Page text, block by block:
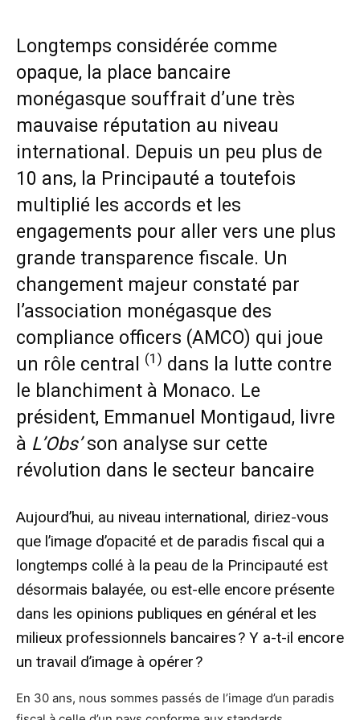
Longtemps considérée comme
opaque, la place bancaire
monégasque souffrait d’une très
mauvaise réputation au niveau
international. Depuis un peu plus de
10 ans, la Principauté a toutefois
multiplié les accords et les
engagements pour aller vers une plus
grande transparence fiscale. Un
changement majeur constaté par
l’association monégasque des
compliance officers (AMCO) qui joue
un rôle central
(1) dans la lutte contre
le blanchiment à Monaco. Le
président, Emmanuel Montigaud, livre
à L’Obs’son analyse sur cette
révolution dans le secteur bancaire
Aujourd’hui, au niveau international, diriez-vous
que l’image d’opacité et de paradis fiscal qui a
longtemps collé à la peau de la Principauté est
désormais balayée, ou est-elle encore présente
dans les opinions publiques en général et les
milieux professionnels bancaires ? Y a-t-il encore
un travail d’image à opérer ?
En 30 ans, nous sommes passés de l’image d’un paradis